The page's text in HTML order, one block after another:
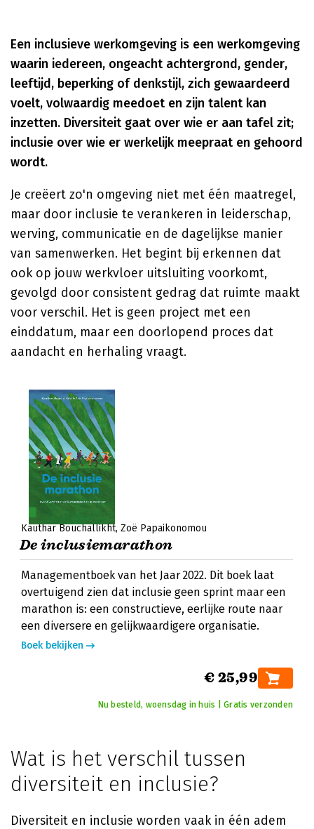
Een inclusieve werkomgeving is een werkomgeving
waarin iedereen, ongeacht achtergrond, gender,
leeftijd, beperking of denkstijl, zich gewaardeerd
voelt, volwaardig meedoet en zijn talent kan
inzetten. Diversiteit gaat over wie er aan tafel zit;
inclusie over wie er werkelijk meepraat en gehoord
wordt.
Je creëert zo'n omgeving niet met één maatregel,
maar door inclusie te verankeren in leiderschap,
werving, communicatie en de dagelijkse manier
van samenwerken. Het begint bij erkennen dat
ook op jouw werkvloer uitsluiting voorkomt,
gevolgd door consistent gedrag dat ruimte maakt
voor verschil. Het is geen project met een
einddatum, maar een doorlopend proces dat
aandacht en herhaling vraagt.
Kauthar Bouchallikht Zoë Papaikonomou
De inclusiemarathon
Managementboek van het Jaar 2022. Dit boek laat
overtuigend zien dat inclusie geen sprint maar een
marathon is: een constructieve, eerlijke route naar
een diversere en gelijkwaardigere organisatie.
Boek bekijken
€ 25,99
Nu besteld, woensdag in huis | Gratis verzonden
Wat is het verschil tussen
diversiteit en inclusie?
Diversiteit en inclusie worden vaak in één adem